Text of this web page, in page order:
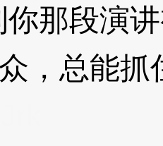
那段演讲
，总能